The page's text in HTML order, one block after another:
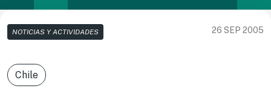
NOTICIAS Y ACTIVIDADES 26 SEP 2005
Chile